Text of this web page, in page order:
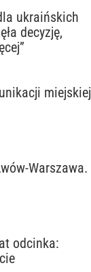
ukraińskich
decyzję,
miejskiej
Warszawa.
odcinka: